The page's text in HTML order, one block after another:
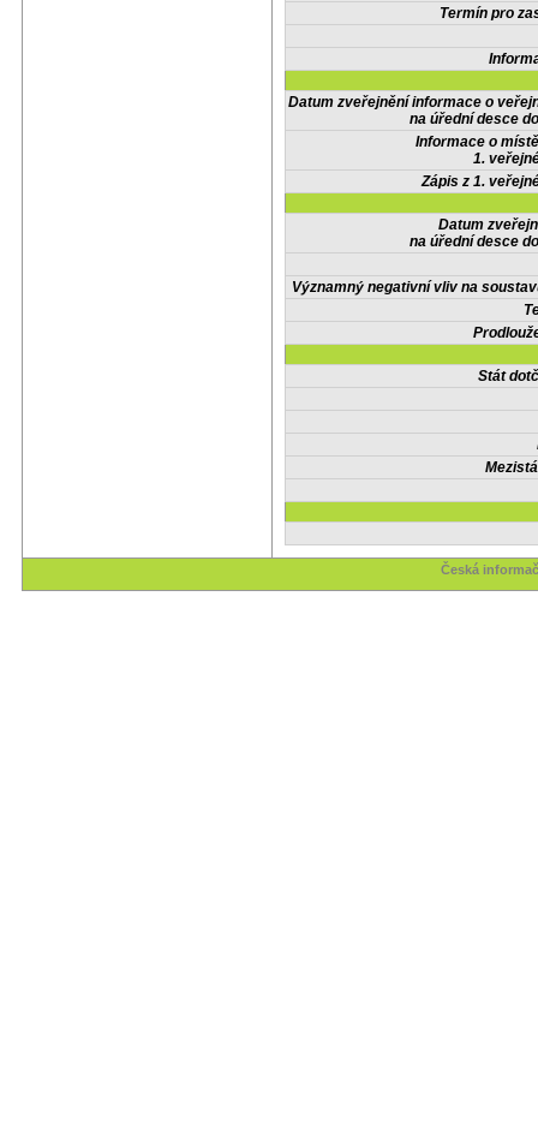
Termín pro
Datum zveřejnění informace o
na úřední desce
Informace o
1.
Zápis z 1.
Datum
na úřední desce
Významný negativní vliv na
Stát
Česká